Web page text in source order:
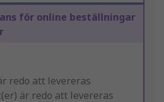
för online beställningar
redo att levereras
är redo att levereras